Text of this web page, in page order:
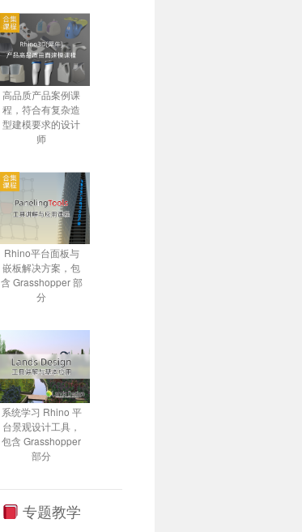
高品质产品案例课
程，符合有复杂造
型建模要求的设计
师
Rhino平台面板与
嵌板解决方案，包
含 Grasshopper 部
分
系统学习 Rhino 平
台景观设计工具，
包含 Grasshopper
部分
专题教学